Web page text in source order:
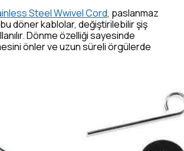
Steel Wwivel Cord, paslanmaz
döner kablolar, değiştirilebilir şiş
Dönme özelliği sayesinde
önler ve uzun süreli örgülerde